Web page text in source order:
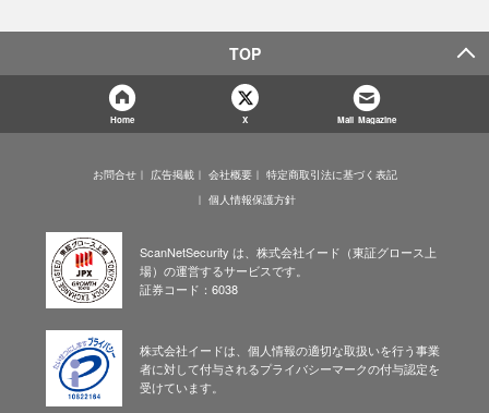
TOP
Home X Mail Magazine
お問合せ 広告掲載 会社概要
特定商取引法に基づく表記
個人情報保護方針
ScanNetSecurity は、株式会社イード（東証グロース上
場）の運営するサービスです。
証券コード：6038
株式会社イードは、個人情報の適切な取扱いを行う事業
者に対して付与されるプライバシーマークの付与認定を
受けています。